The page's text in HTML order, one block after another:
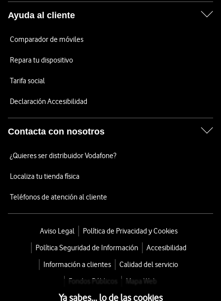
Ayuda al cliente
Comparador de móviles
Repara tu dispositivo
Tarifa social
Declaración Accesibilidad
Contacta con nosotros
¿Quieres ser distribuidor Vodafone?
Localiza tu tienda física
Teléfonos de atención al cliente
Aviso Legal
Política de Privacidad y Cookies
Política Seguridad de Información
Accesibilidad
Información a clientes
Calidad del servicio
Fondos Públicos
Mapa Web
Ya sabes... lo de las cookies